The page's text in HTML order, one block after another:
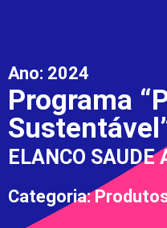
Ano: 2024
Programa
ELANCO SAUDE
Categoria: